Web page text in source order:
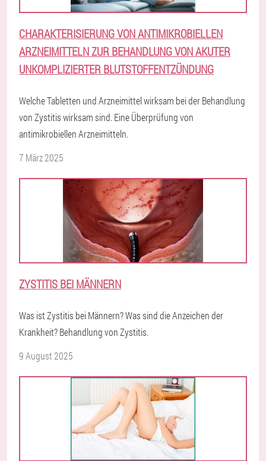
CHARAKTERISIERUNG VON ANTIMIKROBIELLEN
ARZNEIMITTELN ZUR BEHANDLUNG VON AKUTER
UNKOMPLIZIERTER BLUTSTOFFENTZÜNDUNG
Welche Tabletten und Arzneimittel wirksam bei der Behandlung
von Zystitis wirksam sind. Eine Überprüfung von
antimikrobiellen Arzneimitteln.
7 März 2025
ZYSTITIS BEI MÄNNERN
Was ist Zystitis bei Männern? Was sind die Anzeichen der
Krankheit? Behandlung von Zystitis.
9 August 2025